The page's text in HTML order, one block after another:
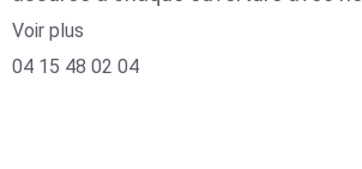
Voir plus
04 15 48 02 04